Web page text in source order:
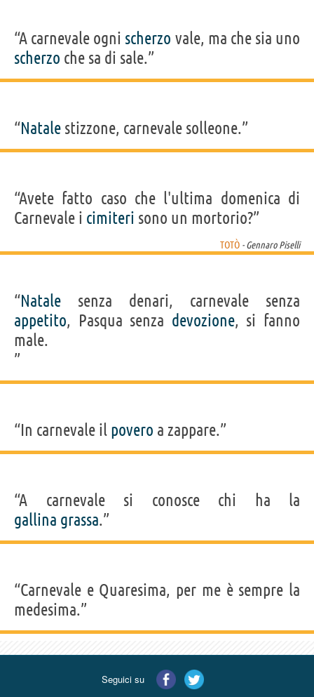
“A carnevale ogni scherzo vale, ma che sia uno
scherzo che sa di sale.”
“Natale stizzone, carnevale solleone.”
“Avete fatto caso che l'ultima domenica di
Carnevale i cimiteri sono un mortorio?”
TOTÒ - Gennaro Piselli
“Natale senza denari, carnevale senza
appetito, Pasqua senza devozione, si fanno
male.
”
“In carnevale il povero a zappare.”
“A carnevale si conosce chi ha la
gallina grassa.”
“Carnevale e Quaresima, per me è sempre la
medesima.”
Seguici su